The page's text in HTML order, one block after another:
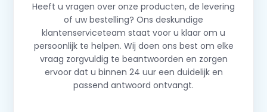
Heeft u vragen over onze producten, de levering
of uw bestelling? Ons deskundige
klantenserviceteam staat voor u klaar om u
persoonlijk te helpen. Wij doen ons best om elke
vraag zorgvuldig te beantwoorden en zorgen
ervoor dat u binnen 24 uur een duidelijk en
passend antwoord ontvangt.